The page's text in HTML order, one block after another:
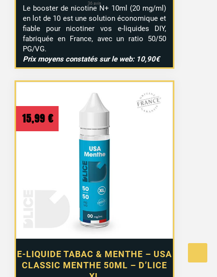
Le booster de nicotine N+ 10ml (20 mg/ml)
en lot de 10 est une solution économique et
fiable pour nicotiner vos e-liquides DIY,
fabriquée en France, avec un ratio 50/50
PG/VG.
Prix moyens constatés sur le web: 10,90€
E-LIQUIDE TABAC & MENTHE – USA
CLASSIC MENTHE 50ML – D’LICE
15,99 €